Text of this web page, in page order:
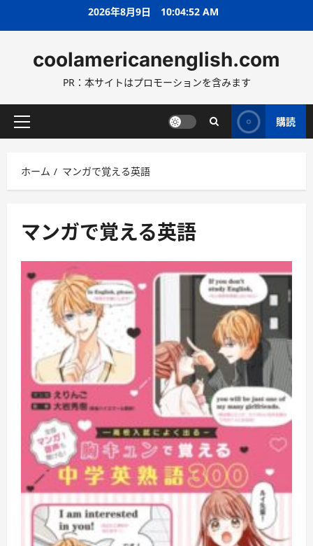
ス
ッ
2026年8月9日 10:04:53 AM
coolamericanenglish.com
PR：本サイトはプロモーションを含みます
メ
メ
ニ
ー
購読
ホーム マンガで覚える英語
マンガで覚える英語